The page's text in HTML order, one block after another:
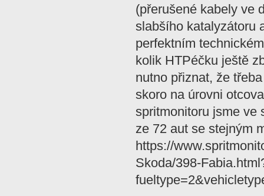
(přerušené kabely ve
slabšího katalyzátoru
perfektním
kolik HTPéčku ještě
nutno přiznat, že
skoro na úrovni
spritmonitoru jsme ve
ze 72 aut se stejným
https://
Skoda/398-